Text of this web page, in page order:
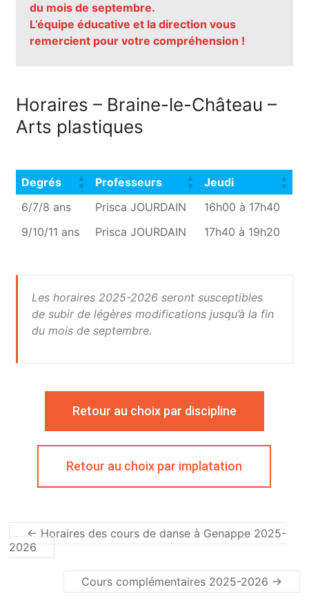
du mois de septembre.
L’équipe éducative et la direction vous
remercient pour votre compréhension !
Horaires – Braine-le-Château –
Arts plastiques
Degrés Professeurs
Jeudi
Degrés
Professeurs Jeudi
6/7/8 ans Prisca JOURDAIN
16h00 à 17h40
9/10/11 ans
Prisca JOURDAIN 17h40 à 19h20
Les horaires 2025-2026 seront susceptibles
de subir de légères modifications jusqu’à la fin
du mois de septembre.
Retour au choix par discipline
Retour au choix par implatation
← Horaires des cours de danse à Genappe 2025-
2026
Cours complémentaires 2025-2026 →